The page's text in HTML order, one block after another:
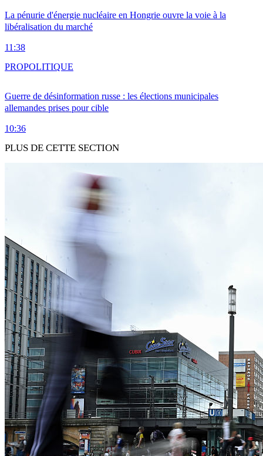
La pénurie d'énergie nucléaire en Hongrie ouvre la voie à la
libéralisation du marché
11:38
Guerre de désinformation russe : les élections municipales
allemandes prises pour cible
10:36
PROPOLITIQUE
PLUS DE CETTE SECTION